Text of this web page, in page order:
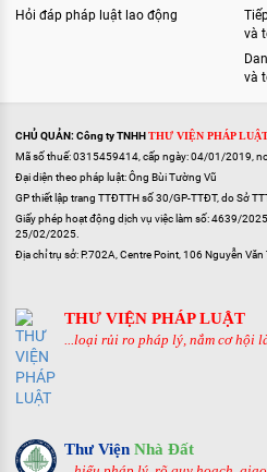
Hỏi đáp pháp luật lao động
và
và
CHỦ QUẢN: Công ty TNHHTHƯ VIỆN PHÁP
Mã số thuế: 0315459414, cấp ngày: 04/01/2019,
Đại diện theo pháp luật: Ông Bùi Tường Vũ
GP thiết lập trang TTĐTTH số 30/GP-TTĐT, do Sở
Giấy phép hoạt động dịch vụ việc làm số: 4639/
25/02/2025.
Địa chỉ trụ sở: P.702A, Centre Point, 106 Nguyễn
THƯ VIỆN PHÁP LUẬT
...loại rủi ro pháp lý, nắm cơ hội
Thư Viện Nhà Đất